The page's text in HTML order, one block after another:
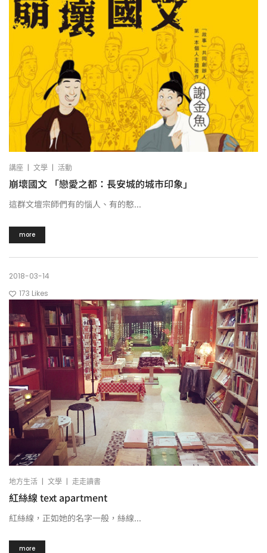
講座 | 文學 | 活動
崩壞國文 「戀愛之都：長安城的城市印象」
這群文壇宗師們有的惱人、有的憨...
more
2018-03-14
173 Likes
地方生活 | 文學 | 走走讀書
紅絲線 text apartment
紅絲線，正如她的名字一般，絲線...
more